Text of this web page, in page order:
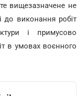
вищезазначене не
до виконання робіт
і примусово
в умовах воєнного